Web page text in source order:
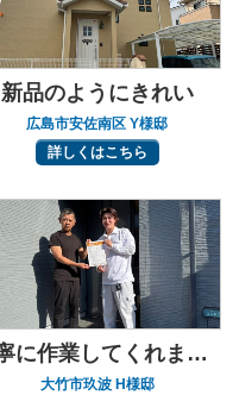
新品のようにきれい
広島市安佐南区 Y様邸
詳しくはこちら
丁寧に作業してくれました
大竹市玖波 H様邸